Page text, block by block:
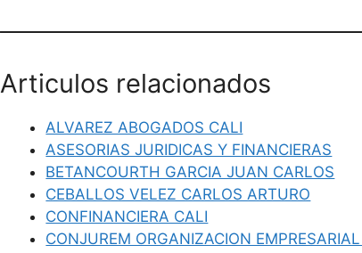
Articulos relacionados
ALVAREZ ABOGADOS CALI
ASESORIAS JURIDICAS Y FINANCIERAS
BETANCOURTH GARCIA JUAN CARLOS
CEBALLOS VELEZ CARLOS ARTURO
CONFINANCIERA CALI
CONJUREM ORGANIZACION